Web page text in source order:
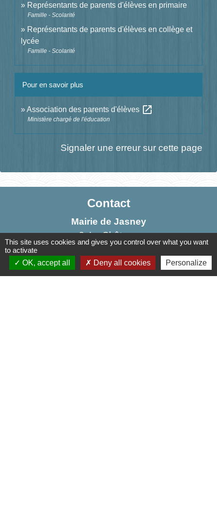
Représentants de parents d'élèves en primaire
Famille - Scolarité
Représentants de parents d'élèves en collège et
lycée
Famille - Scolarité
Pour en savoir plus
Association des parents d'élèves open_in_new
Ministère chargé de l'éducation
Signaler une erreur sur cette page
Contact
Mairie de Jasney
3, Le Château
70800 Jasney - FRANCE
+33 3 84 49 81 16
Contact par formulaire
This site uses cookies and gives you control over what you want
to activate
OK, accept all
Deny all cookies Personalize